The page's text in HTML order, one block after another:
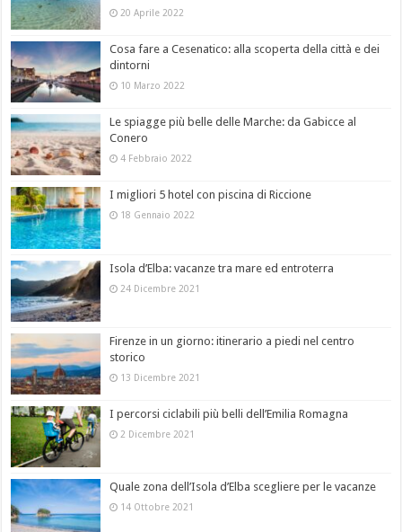
20 Aprile 2022
Cosa fare a Cesenatico: alla scoperta della città e dei
dintorni
10 Marzo 2022
Le spiagge più belle delle Marche: da Gabicce al
Conero
4 Febbraio 2022
I migliori 5 hotel con piscina di Riccione
18 Gennaio 2022
Isola d’Elba: vacanze tra mare ed entroterra
24 Dicembre 2021
Firenze in un giorno: itinerario a piedi nel centro
storico
13 Dicembre 2021
I percorsi ciclabili più belli dell’Emilia Romagna
2 Dicembre 2021
Quale zona dell’Isola d’Elba scegliere per le vacanze
14 Ottobre 2021